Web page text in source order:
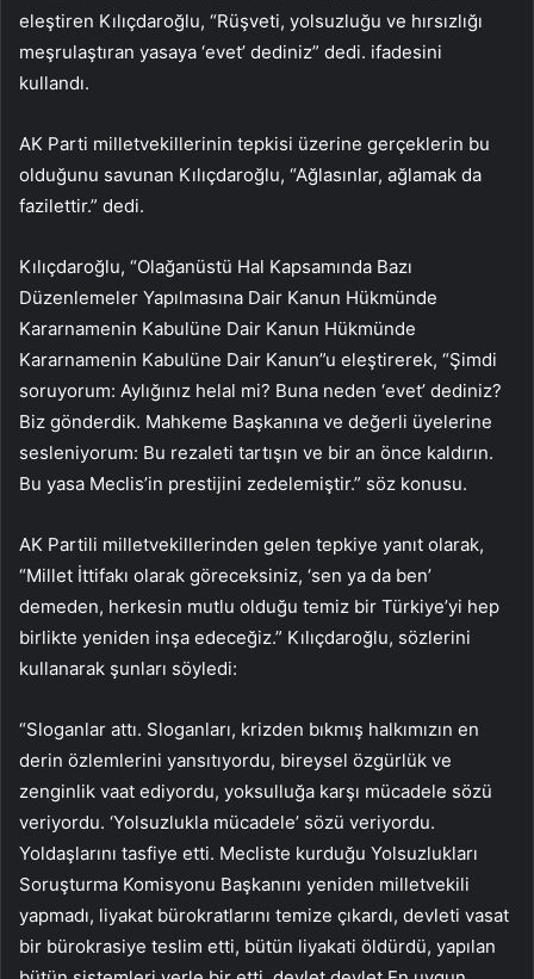
eleştiren Kılıçdaroğlu, “Rüşveti, yolsuzluğu ve hırsızlığı
meşrulaştıran yasaya ‘evet’ dediniz” dedi. ifadesini
kullandı.
AK Parti milletvekillerinin tepkisi üzerine gerçeklerin bu
olduğunu savunan Kılıçdaroğlu, “Ağlasınlar, ağlamak da
fazilettir.” dedi.
Kılıçdaroğlu, “Olağanüstü Hal Kapsamında Bazı
Düzenlemeler Yapılmasına Dair Kanun Hükmünde
Kararnamenin Kabulüne Dair Kanun Hükmünde
Kararnamenin Kabulüne Dair Kanun”u eleştirerek, “Şimdi
soruyorum: Aylığınız helal mi? Buna neden ‘evet’ dediniz?
Biz gönderdik. Mahkeme Başkanına ve değerli üyelerine
sesleniyorum: Bu rezaleti tartışın ve bir an önce kaldırın.
Bu yasa Meclis’in prestijini zedelemiştir.” söz konusu.
AK Partili milletvekillerinden gelen tepkiye yanıt olarak,
“Millet İttifakı olarak göreceksiniz, ‘sen ya da ben’
demeden, herkesin mutlu olduğu temiz bir Türkiye’yi hep
birlikte yeniden inşa edeceğiz.” Kılıçdaroğlu, sözlerini
kullanarak şunları söyledi:
“Sloganlar attı. Sloganları, krizden bıkmış halkımızın en
derin özlemlerini yansıtıyordu, bireysel özgürlük ve
zenginlik vaat ediyordu, yoksulluğa karşı mücadele sözü
veriyordu. ‘Yolsuzlukla mücadele’ sözü veriyordu.
Yoldaşlarını tasfiye etti. Mecliste kurduğu Yolsuzlukları
Soruşturma Komisyonu Başkanını yeniden milletvekili
yapmadı, liyakat bürokratlarını temize çıkardı, devleti vasat
bir bürokrasiye teslim etti, bütün liyakati öldürdü, yapılan